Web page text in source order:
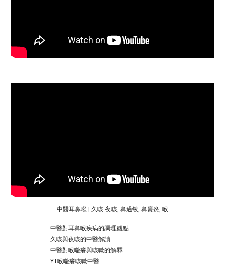
中醫耳鼻喉 | 久咳 夜咳, 鼻過敏, 鼻竇炎, 喉
中醫對耳鼻喉疾病的調理觀點
久咳與夜咳的中醫解讀
中醫對喉嚨癢與咳嗽的解釋
YT喉嚨癢咳嗽中醫